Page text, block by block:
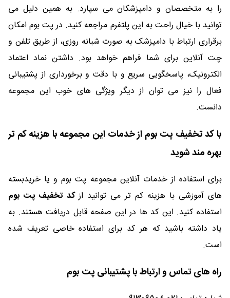
را به متخصصان و دامپزشکان می سپارد. به همین دلیل می
توانید با خیال راحت به این پلتفرم مراجعه کنید. در پت بوم امکان
برقراری ارتباط با دامپزشک به صورت شبانه روزی، از طریق تلفن و
چت آنلاین برای شما فراهم خواهد بود. داشتن نماد اعتماد
الکترونیک، پاسخگویی سریع و با دقت و برخورداری از پشتیبانی
فعال را نیز می توان از دیگر ویژگی های خوب این مجموعه
دانست.
با کد تخفیف پت بوم از خدمات این مجموعه با هزینه کم تر
بهره مند شوید
برای استفاده از خدمات آنلاین مجموعه پت بوم و یا خریدبسته
های آموزشی با هزینه کم تر می توانید ازکد تخفیف پت بوم
استفاده کنید. این کد ها در این صفحه قابل دریافت هستند. به
یاد داشته باشید که هر کد برای استفاده خاصی تعریف شده
است.
راه های تماس و ارتباط با پشتیبانی پت بوم